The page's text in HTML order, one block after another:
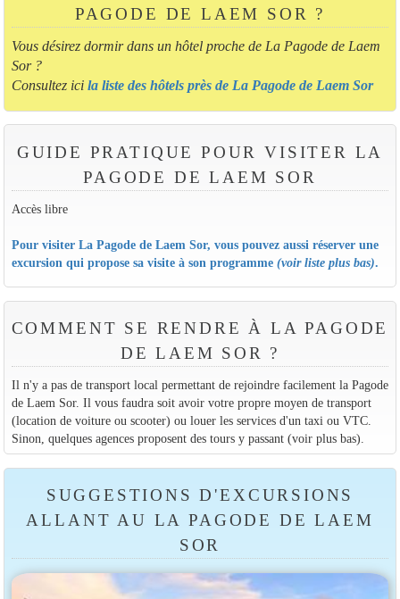
PAGODE DE LAEM SOR ?
Vous désirez dormir dans un hôtel proche de La Pagode de Laem
Sor ?
Consultez ici la liste des hôtels près de La Pagode de Laem Sor
GUIDE PRATIQUE POUR VISITER LA
PAGODE DE LAEM SOR
Accès libre
Pour visiter La Pagode de Laem Sor, vous pouvez aussi réserver une
excursion qui propose sa visite à son programme (voir liste plus bas).
COMMENT SE RENDRE À LA PAGODE
DE LAEM SOR ?
Il n'y a pas de transport local permettant de rejoindre facilement la Pagode
de Laem Sor. Il vous faudra soit avoir votre propre moyen de transport
(location de voiture ou scooter) ou louer les services d'un taxi ou VTC.
Sinon, quelques agences proposent des tours y passant (voir plus bas).
SUGGESTIONS D'EXCURSIONS
ALLANT AU LA PAGODE DE LAEM
SOR